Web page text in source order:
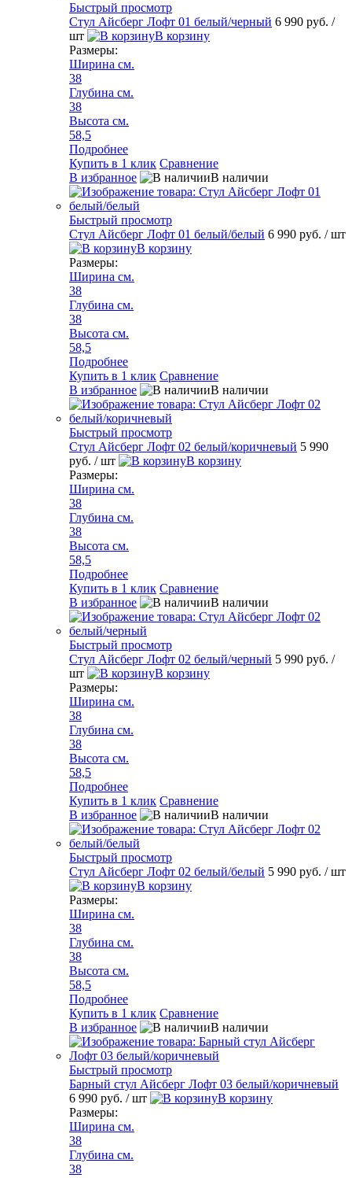
Быстрый просмотр
Стул Айсберг Лофт 01 белый/черный 6 990 руб. /
шт
В корзину
Размеры:
Ширина см.
38
Глубина см.
38
Высота см.
58,5
Подробнее
Купить в 1 клик Сравнение
В избранное
В наличии
Быстрый просмотр
Стул Айсберг Лофт 01 белый/белый 6 990 руб. / шт
В корзину
Размеры:
Ширина см.
38
Глубина см.
38
Высота см.
58,5
Подробнее
Купить в 1 клик Сравнение
В избранное
В наличии
Быстрый просмотр
Стул Айсберг Лофт 02 белый/коричневый 5 990
руб. / шт
В корзину
Размеры:
Ширина см.
38
Глубина см.
38
Высота см.
58,5
Подробнее
Купить в 1 клик Сравнение
В избранное
В наличии
Быстрый просмотр
Стул Айсберг Лофт 02 белый/черный 5 990 руб. /
шт
В корзину
Размеры:
Ширина см.
38
Глубина см.
38
Высота см.
58,5
Подробнее
Купить в 1 клик Сравнение
В избранное
В наличии
Быстрый просмотр
Стул Айсберг Лофт 02 белый/белый 5 990 руб. / шт
В корзину
Размеры:
Ширина см.
38
Глубина см.
38
Высота см.
58,5
Подробнее
Купить в 1 клик Сравнение
В избранное
В наличии
Быстрый просмотр
Барный стул Айсберг Лофт 03 белый/коричневый
6 990 руб. / шт
В корзину
Размеры:
Ширина см.
38
Глубина см.
38